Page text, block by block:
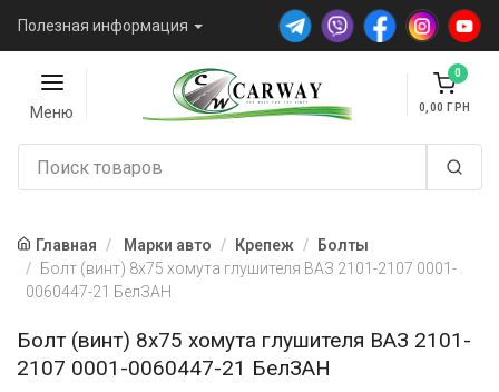
Полезная информация
Меню
0
0,00
Главная Марки авто Крепеж
Болты
Болт (винт) 8х75 хомута глушителя ВАЗ 2101-2107 0001-
0060447-21 БелЗАН
Болт (винт) 8х75 хомута глушителя ВАЗ 2101-
2107 0001-0060447-21 БелЗАН